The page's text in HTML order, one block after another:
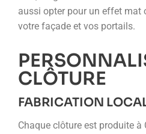
aussi opter pour un effet mat
votre façade et vos portails.
CLÔTURE
FABRICATION
Chaque clôture est produite à